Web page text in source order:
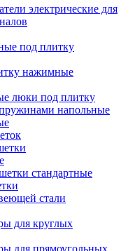
электрические для
под плитку
нажимные
люки под плитку
напольные
стандартные
стали
для круглых
для прямоугольных